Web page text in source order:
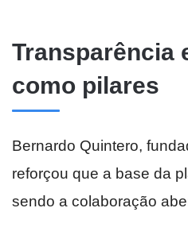
Transparência
como pilares
Bernardo Quintero,
reforçou que a base da
sendo a colaboração